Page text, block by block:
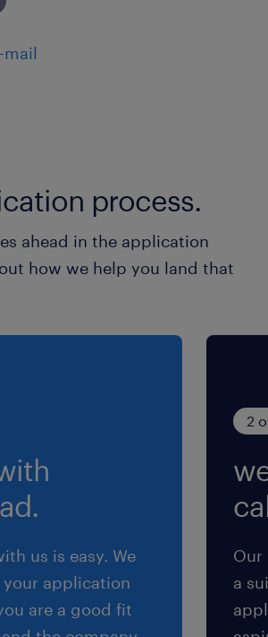
10日、給与支払日：毎月24日
（5日）、慶弔休暇
万円
mail
process.
ahead in the application
how we help you land that
us is easy. We
application
are a good fit
2
Our
a